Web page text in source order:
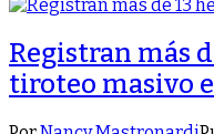
Registran más
tiroteo masivo